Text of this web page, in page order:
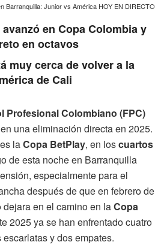
Barranquilla: Junior vs América HOY EN DIRECTO
en Copa Colombia y
en octavos
muy cerca de volver a la
de Cali
Profesional Colombiano (FPC)
una eliminación directa en 2025.
laCopa BetPlay, en loscuartos
de esta noche en Barranquilla
especialmente para el
después de que en febrero de
dejara en el camino en laCopa
2025 ya se han enfrentado cuatro
y dos empates.